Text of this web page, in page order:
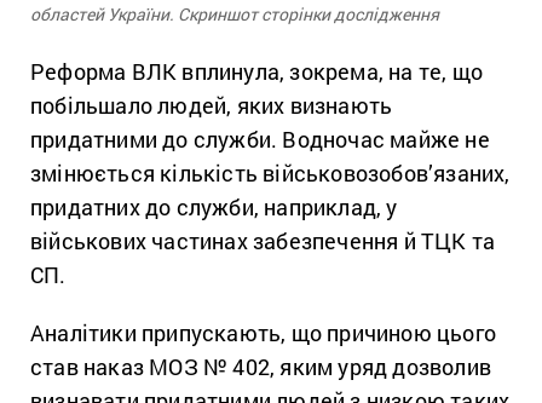
областей України. Скриншот сторінки дослідження
Реформа ВЛК вплинула, зокрема, на те, що
побільшало людей, яких визнають
придатними до служби. Водночас майже не
змінюється кількість військовозобов’язаних,
придатних до служби, наприклад, у
військових частинах забезпечення й ТЦК та
СП.
Аналітики припускають, що причиною цього
став наказ МОЗ № 402, яким уряд дозволив